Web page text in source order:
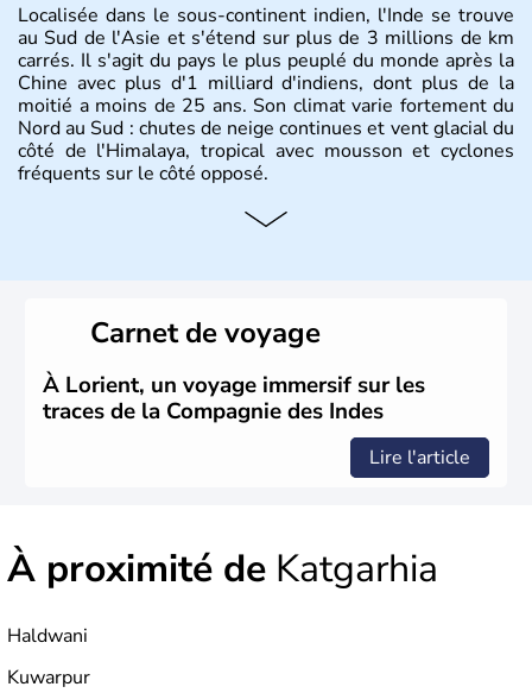
Localisée dans le sous-continent indien, l'Inde se trouve
au Sud de l'Asie et s'étend sur plus de 3 millions de km
carrés. Il s'agit du pays le plus peuplé du monde après la
Chine avec plus d'1 milliard d'indiens, dont plus de la
moitié a moins de 25 ans. Son climat varie fortement du
Nord au Sud : chutes de neige continues et vent glacial du
côté de l'Himalaya, tropical avec mousson et cyclones
fréquents sur le côté opposé.
Histoire et administration
siècle, l'Inde reste sous la domination de l'empire
britannique jusqu'à l'obtention de son indépendance en
1947. Le Taj Mahal, mausolée construit par un empereur
en l'honneur de son épouse, a été édifié dans les années
1640 et est aujourd'hui considéré comme l'une des 7
Carnet de voyage
À Lorient, un voyage immersif sur les
traces de la Compagnie des Indes
Lire l'article
À proximité de Katgarhia
Haldwani
Kuwarpur